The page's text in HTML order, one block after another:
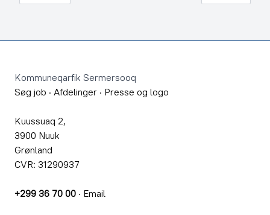
Kommuneqarfik Sermersooq
Søg job · Afdelinger · Presse og logo
Kuussuaq 2,
3900 Nuuk
Grønland
CVR: 31290937
+299 36 70 00 · Email